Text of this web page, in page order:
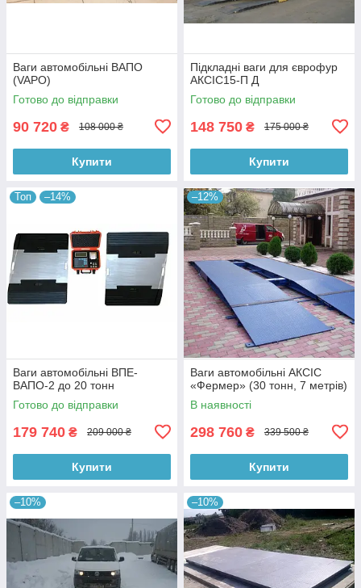
Ваги автомобільні ВАПО
(VAPO)
Готово до відправки
90 720 ₴ 108 000 ₴
Купити
Підкладні ваги для єврофур
АКСІС15-П Д
Готово до відправки
148 750 ₴ 175 000 ₴
Купити
Топ –14%
Ваги автомобільні ВПЕ-
ВАПО-2 до 20 тонн
Готово до відправки
179 740 ₴ 209 000 ₴
Купити
–12%
Ваги автомобільні АКСІС
«Фермер» (30 тонн, 7 метрів)
В наявності
298 760 ₴ 339 500 ₴
Купити
–10% –10%